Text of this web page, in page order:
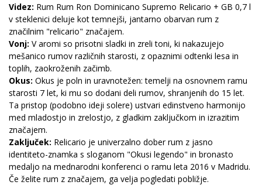
Videz: Rum Rum Ron Dominicano Supremo Relicario + GB 0,7 l
v steklenici deluje kot temnejši, jantarno obarvan rum z
značilnim "relicario" značajem.
Vonj: V aromi so prisotni sladki in zreli toni, ki nakazujejo
mešanico rumov različnih starosti, z opaznimi odtenki lesa in
toplih, zaokroženih začimb.
Okus: Okus je poln in uravnotežen: temelji na osnovnem ramu
starosti 7 let, ki mu so dodani deli rumov, shranjenih do 15 let.
Ta pristop (podobno ideji solere) ustvari edinstveno harmonijo
med mladostjo in zrelostjo, z gladkim zaključkom in izrazitim
značajem.
Zaključek: Relicario je univerzalno dober rum z jasno
identiteto-znamka s sloganom "Okusi legendo" in bronasto
medaljo na mednarodni konferenci o ramu leta 2016 v Madridu.
Če želite rum z značajem, ga velja pogledati pobližje.